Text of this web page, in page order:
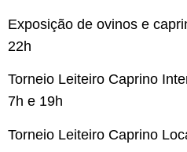
Exposição de ovinos e
22h
Torneio Leiteiro Caprino
7h e 19h
Torneio Leiteiro Caprino